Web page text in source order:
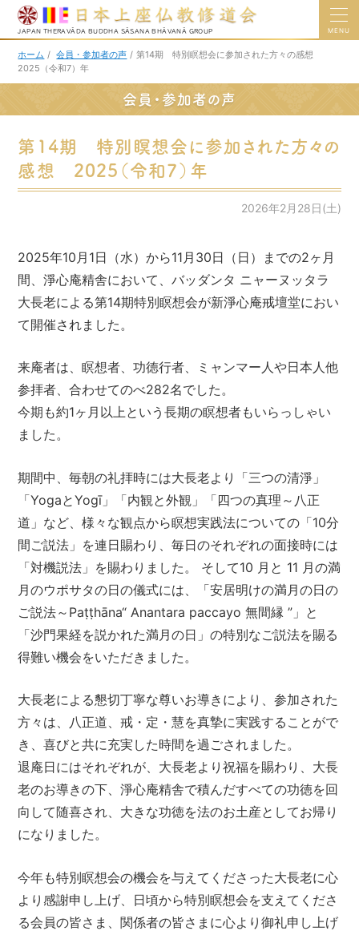
JAPAN THERAVĀDA BUDDHA SĀSANA BHĀVANĀ GROUP MENU
ホーム / 会員・参加者の声 / 第14期 特別瞑想会に参加された方々の感想
2025（令和7）年
会員・参加者の声
第14期 特別瞑想会に参加された方々の
感想 2025（令和7）年
2026年2月28日(土)
2025年10月1日（水）から11月30日（日）までの2ヶ月
間、淨心庵精舎において、バッダンタ ニャーヌッタラ
大長老による第14期特別瞑想会が新淨心庵戒壇堂におい
て開催されました。
来庵者は、瞑想者、功徳行者、ミャンマー人や日本人他
参拝者、合わせてのべ282名でした。
今期も約1ヶ月以上という長期の瞑想者もいらっしゃい
ました。
期間中、毎朝の礼拝時には大長老より「三つの清淨」
「YogaとYogī」「内観と外観」「四つの真理～八正
道」など、様々な観点から瞑想実践法についての「10分
間ご説法」を連日賜わり、毎日のそれぞれの面接時には
「対機説法」を賜わりました。 そして10 月と 11 月の満
月のウポサタの日の儀式には、「安居明けの満月の日の
ご説法～Paṭṭhāna“ Anantara paccayo 無間縁 ”」と
「沙門果経を説かれた満月の日」の特別なご説法を賜る
得難い機会をいただきました。
大長老による懇切丁寧な尊いお導きにより、参加された
方々は、八正道、戒・定・慧を真摯に実践することがで
き、喜びと共に充実した時間を過ごされました。
退庵日にはそれぞれが、大長老より祝福を賜わり、大長
老のお導きの下、淨心庵精舎で積んだすべての功徳を回
向して随喜され、大きな功徳を法のお土産としてお帰り
になりました。
今年も特別瞑想会の機会を与えてくださった大長老に心
より感謝申し上げ、日頃から特別瞑想会を支えてくださ
る会員の皆さま、関係者の皆さまに心より御礼申し上げ